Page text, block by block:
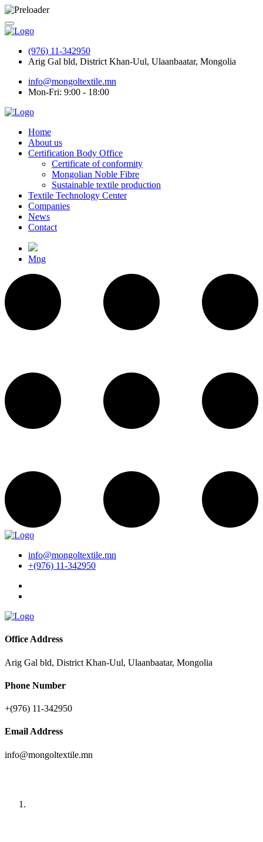
(976) 11-342950
Arig Gal bld, District Khan-Uul, Ulaanbaatar, Mongolia
info@mongoltextile.mn
Mon-Fri: 9:00 - 18:00
Home
About us
Certification Body Office
Certificate of conformity
Mongolian Noble Fibre
Sustainable textile production
Textile Technology Center
Companies
News
Contact
Mng
info@mongoltextile.mn
+(976) 11-342950
Office Address
Arig Gal bld, District Khan-Uul, Ulaanbaatar, Mongolia
Phone Number
+(976) 11-342950
Email Address
info@mongoltextile.mn